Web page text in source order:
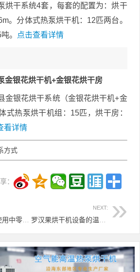
烘干系统4套，每套的配置为：烘干
。分体式热泵烘干机：12匹两台。
。
点击查看详情
金银花烘干机+金银花烘干房
金银花烘干系统（金银花烘干机+金
式热泵烘干机组：15匹，烘干房：
看详情
：
NEXT: